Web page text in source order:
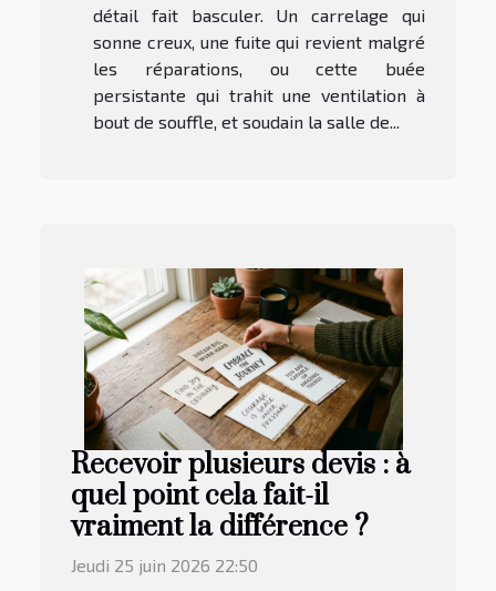
détail fait basculer. Un carrelage qui
sonne creux, une fuite qui revient malgré
les réparations, ou cette buée
persistante qui trahit une ventilation à
bout de souffle, et soudain la salle de...
Recevoir plusieurs devis : à
quel point cela fait-il
vraiment la différence ?
Jeudi 25 juin 2026 22:50